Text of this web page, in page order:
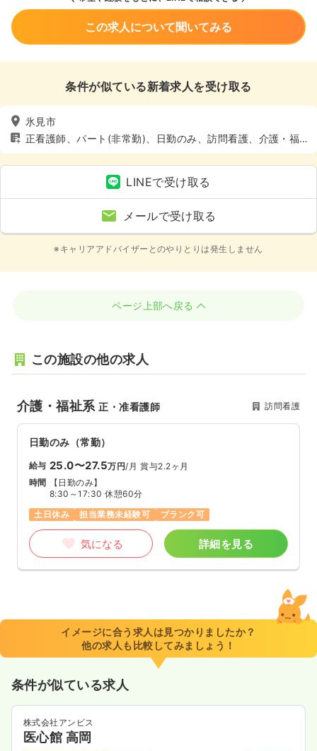
この求人について聞いてみる
条件が似ている新着求人を受け取る
氷見市
正看護師、パート(非常勤)、日勤のみ、訪問看護、介護・福
祉系、土日休み
LINEで受け取る
メールで受け取る
※キャリアアドバイザーとのやりとりは発生しません
ページ上部へ戻る
この施設の他の求人
介護・福祉系正・准看護師 訪問看護
日勤のみ（常勤）
給与 25.0〜27.5万円/月 賞与2.2ヶ月
時間
【日勤のみ】
8:30～17:30 休憩60分
土日休み
担当業務未経験可 ブランク可
気になる 詳細を見る
イメージに合う求人は見つかりましたか？
他の求人も比較してみましょう！
条件が似ている求人
株式会社アンビス
医心館 高岡